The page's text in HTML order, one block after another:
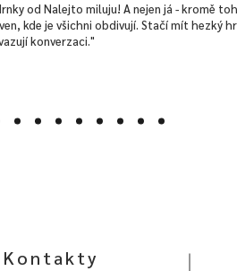
od Nalejto miluju! A nejen já - kromě
kde je všichni obdivují. Stačí mít hezký
konverzaci."
Kontakty